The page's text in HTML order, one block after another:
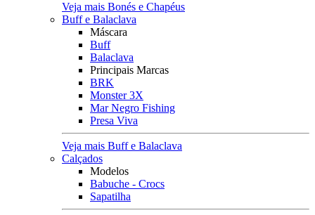
Veja mais Bonés e Chapéus
Buff e Balaclava
Máscara
Buff
Balaclava
Principais Marcas
BRK
Monster 3X
Mar Negro Fishing
Presa Viva
Veja mais Buff e Balaclava
Calçados
Modelos
Babuche - Crocs
Sapatilha